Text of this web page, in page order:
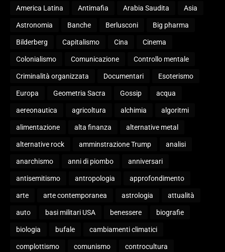
America Latina Antimafia Arabia Saudita Asia
Astronomia Banche Berlusconi Big pharma
Bilderberg Capitalismo Cina Cinema
Colonialismo Comunicazione Controllo mentale
Criminalità organizzata Documentari Esoterismo
Europa Geometria Sacra Gossip acqua
aereonautica agricoltura alchimia algoritmi
alimentazione alta finanza alternative metal
alternative rock amminstrazione Trump analisi
anarchismo anni di piombo anniversari
antisemitismo antropologia approfondimento
arte arte contemporanea astrologia attualità
auto basi militari USA benessere biografie
biologia bufale cambiamenti climatici
complottismo comunismo controcultura